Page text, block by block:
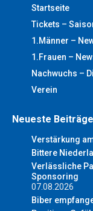
Startseite
Tickets –
1.Männer –
1.Frauen –
Nachwuchs –
Verein
Neueste Beiträge
Verstärkung
Bittere
Verlässliche
Sponsoring
07.08.2026
Biber